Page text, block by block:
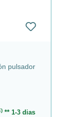
pulsador
** 1-3 dias